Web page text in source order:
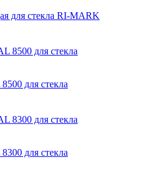
для стекла RI-MARK
для стекла
для стекла